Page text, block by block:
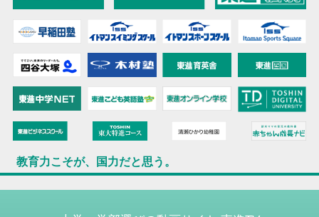
教育力こそが、国力だと思う。